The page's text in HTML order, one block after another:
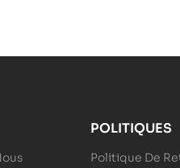
POLITIQUES
Politique De